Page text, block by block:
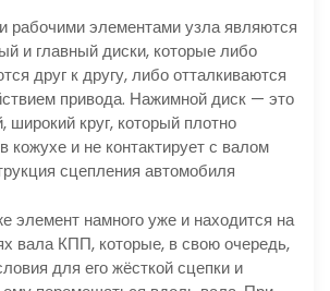
рабочими элементами узла являются
и главный диски, которые либо
друг к другу, либо отталкиваются
привода. Нажимной диск — это
широкий круг, который плотно
кожухе и не контактирует с валом
сцепления автомобиля
элемент намного уже и находится на
вала КПП, которые, в свою очередь,
для его жёсткой сцепки и